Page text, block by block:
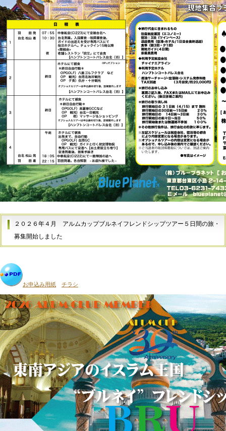
２０２６年４月 アルムカップブルネイフレンドシップツアー５日間の旅・
募集開始しました
お申込み用紙 チラシ